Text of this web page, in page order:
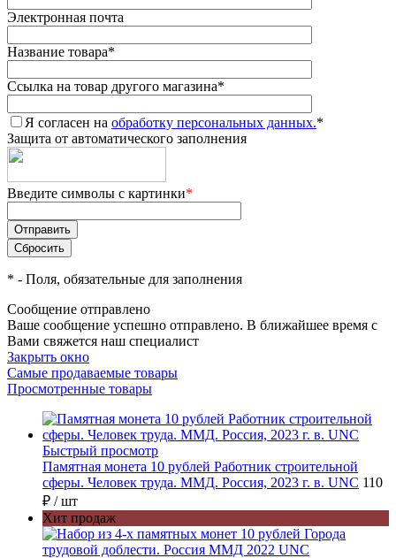
Электронная почта
Название товара*
Ссылка на товар другого магазина*
Я согласен на обработку персональных данных.*
Защита от автоматического заполнения
Введите символы с картинки*
* - Поля, обязательные для заполнения
Сообщение отправлено
Ваше сообщение успешно отправлено. В ближайшее время с
Вами свяжется наш специалист
Закрыть окно
Самые продаваемые товары
Просмотренные товары
Быстрый просмотр
Памятная монета 10 рублей Работник строительной
сферы. Человек труда. ММД. Россия, 2023 г. в. UNC 110
₽ / шт
Хит продаж